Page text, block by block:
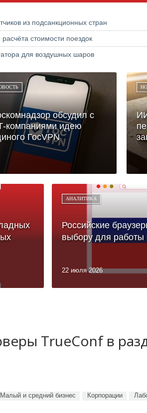
из подсанкционных стран
стоимости поездок
для воздушных шаров
обсудил с
компаниями идею
ГосVPN
АНАЛИТИКА
Российские
выбору для работы
22 июля 2026
TrueConf в
Малый и средний бизнес Корпорации